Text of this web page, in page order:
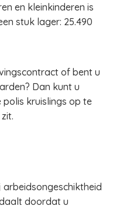
en kleinkinderen is
stuk lager: 25.490
of bent u
Dan kunt u
kruislings op te
doordat u